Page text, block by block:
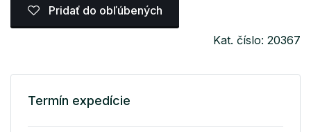
Pridať do obľúbených
Kat. číslo: 20367
Termín expedície